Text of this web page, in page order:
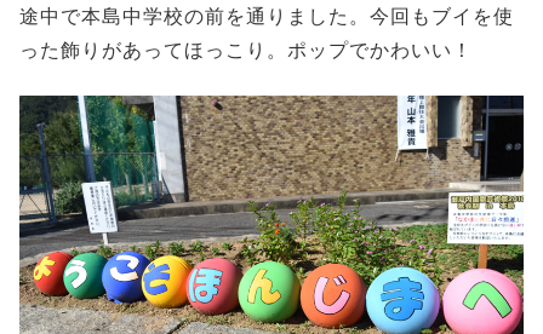
途中で本島中学校の前を通りました。今回もブイを使
った飾りがあってほっこり。ポップでかわいい！